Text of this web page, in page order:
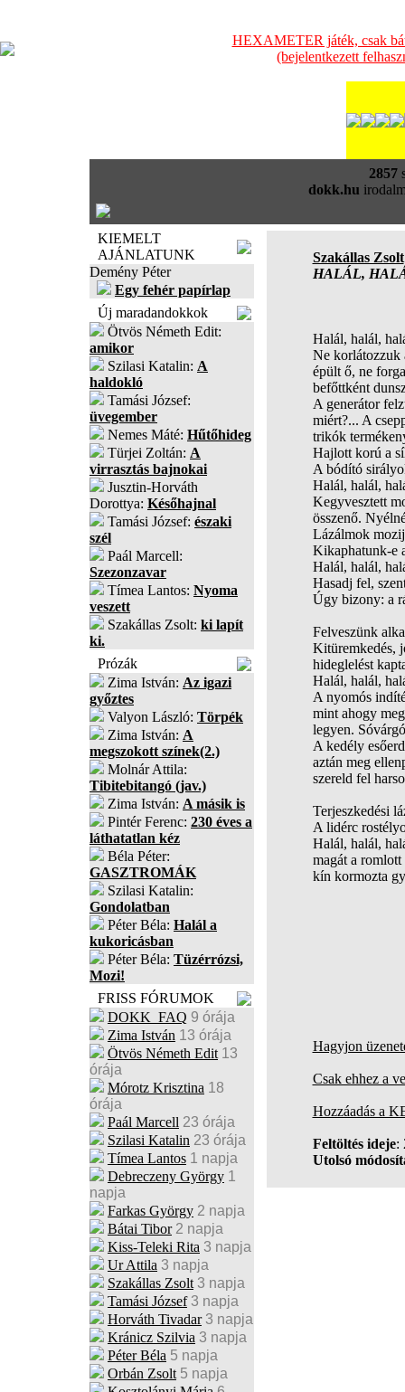
HEXAMETER játék, csak
(bejelentkezett
2857
dokk.hu
KIEMELT
AJÁNLATUNK
Demény Péter
Egy fehér papírlap
Új maradandokkok
Ötvös Németh Edit:
amikor
Szilasi Katalin: A
haldokló
Tamási József:
üvegember
Nemes Máté: Hűtőhideg
Türjei Zoltán: A
virrasztás bajnokai
Jusztin-Horváth
Dorottya: Későhajnal
Tamási József: északi
szél
Paál Marcell:
Szezonzavar
Tímea Lantos: Nyoma
veszett
Szakállas Zsolt: ki lapít
ki.
Prózák
Zima István: Az igazi
győztes
Valyon László: Törpék
Zima István: A
megszokott színek(2.)
Molnár Attila:
Tibitebitangó (jav.)
Zima István: A másik is
Pintér Ferenc: 230 éves a
láthatatlan kéz
Béla Péter:
GASZTROMÁK
Szilasi Katalin:
Gondolatban
Péter Béla: Halál a
kukoricásban
Péter Béla: Tüzérrózsi,
Mozi!
FRISS FÓRUMOK
DOKK_FAQ 9 órája
Zima István 13 órája
Ötvös Németh Edit 13
órája
Mórotz Krisztina 18
órája
Paál Marcell 23 órája
Szilasi Katalin 23 órája
Tímea Lantos 1 napja
Debreczeny György 1
napja
Farkas György 2 napja
Bátai Tibor 2 napja
Kiss-Teleki Rita 3 napja
Ur Attila 3 napja
Szakállas Zsolt 3 napja
Tamási József 3 napja
Horváth Tivadar 3 napja
Kránicz Szilvia 3 napja
Péter Béla 5 napja
Orbán Zsolt 5 napja
Szakállas Zsolt
HALÁL,
Halál, halál,
Ne korlátozzuk
épült ő, ne
befőttként
A generátor
miért?... A
trikók
Hajlott korú a
A bódító
Halál, halál,
Kegyvesztett
összenő.
Lázálmok
Kikaphatunk-e
Halál, halál,
Hasadj fel,
Úgy bizony: a
Felveszünk
Kitüremkedés,
hideglelést
Halál, halál,
A nyomós
mint ahogy
legyen.
A kedély
aztán meg
szereld fel
Terjeszkedési
A lidérc
Halál, halál,
magát a
kín kormozta
Hagyjon
Csak ehhez a
Hozzáadás a
Feltöltés ideje:
Utolsó